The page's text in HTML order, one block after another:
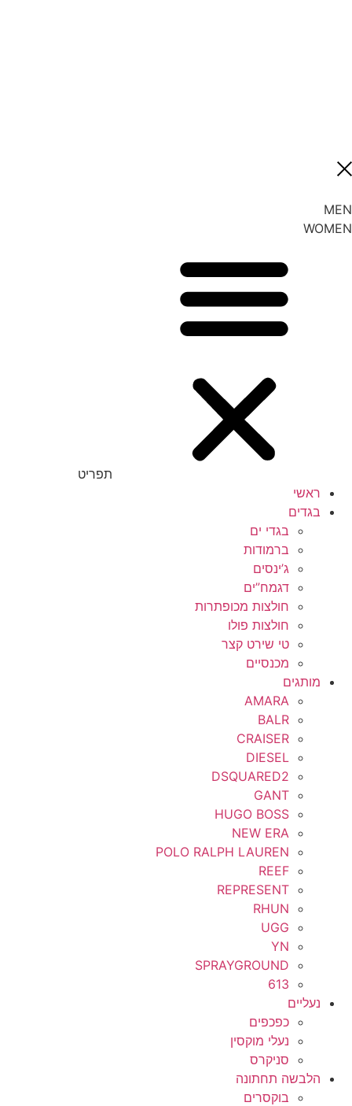
MEN
WOMEN
תפריט
ראשי
בגדים
בגדי ים
ברמודות
ג’ינסים
דגמח”ים
חולצות מכופתרות
חולצות פולו
טי שירט קצר
מכנסיים
מותגים
AMARA
BALR
CRAISER
DIESEL
DSQUARED2
GANT
HUGO BOSS
NEW ERA
POLO RALPH LAUREN
REEF
REPRESENT
RHUN
UGG
YN
SPRAYGROUND
613
נעליים
כפכפים
נעלי מוקסין
סניקרס
הלבשה תחתונה
בוקסרים